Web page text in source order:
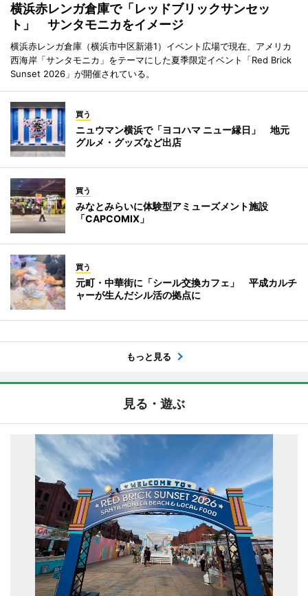
横浜赤レンガ倉庫で「レッドブリックサンセッ
ト」 サンタモニカをイメージ
横浜赤レンガ倉庫（横浜市中区新港1）イベント広場で現在、アメリカ
西海岸「サンタモニカ」をテーマにした夏季限定イベント「Red Brick
Sunset 2026」が開催されている。
買う
ニュウマン横浜で「ヨコハマ ニュー縁日」 地元
グルメ・グッズなど出店
買う
みなとみらいに体験型アミューズメント施設
「CAPCOMIX」
買う
元町・中華街に「シール交換カフェ」 平成カルチ
ャーが生んだシル活の拠点に
もっと見る
見る・遊ぶ